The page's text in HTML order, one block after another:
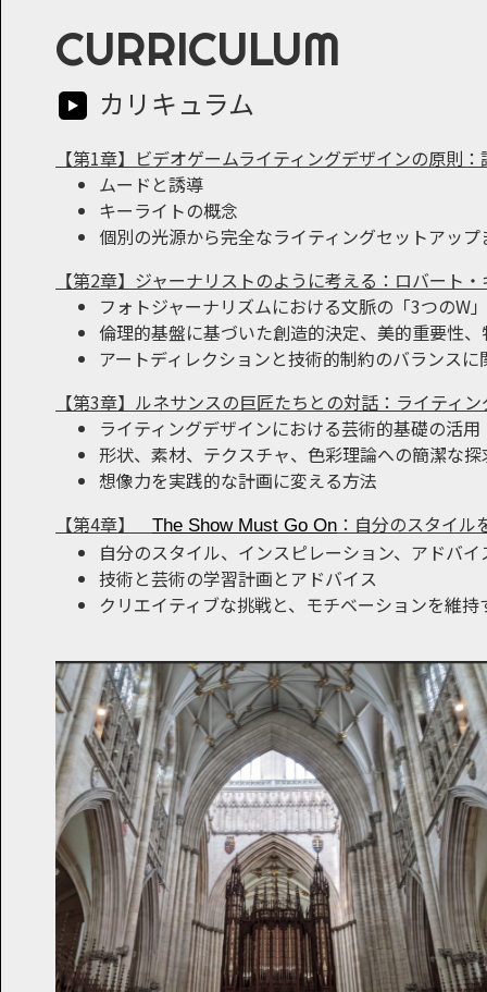
CURRICULUM
カリキュラム
【第1章】ビデオゲームライティングデザインの原則
ムードと誘導
キーライトの概念
個別の光源から完全なライティングセットアップ
【第2章】ジャーナリストのように考える：ロバート
フォトジャーナリズムにおける文脈の「3つのW」
倫理的基盤に基づいた創造的決定、美的重要性
アートディレクションと技術的制約のバランス
【第3章】ルネサンスの巨匠たちとの対話：ライティ
ライティングデザインにおける芸術的基礎の活用
形状、素材、テクスチャ、色彩理論への簡潔な探
想像力を実践的な計画に変える方法
【第4章】 The Show Must Go On ：自分のスタイル
自分のスタイル、インスピレーション、アドバ
技術と芸術の学習計画とアドバイス
クリエイティブな挑戦と、モチベーションを維持